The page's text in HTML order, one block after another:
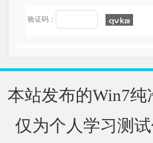
验证码：
本站发布的Win7
仅为个人学习测